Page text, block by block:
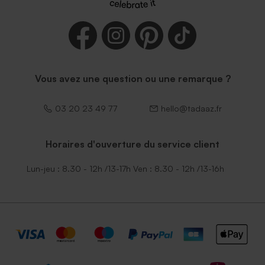
Vous avez une question ou une remarque ?
03 20 23 49 77 hello@tadaaz.fr
Horaires d'ouverture du service client
Lun-jeu : 8.30 - 12h /13-17h Ven : 8.30 - 12h /13-16h